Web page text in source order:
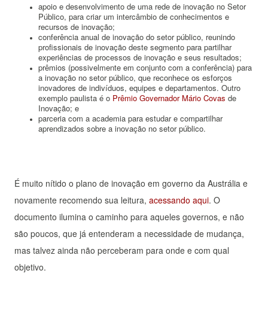
apoio e desenvolvimento de uma rede de inovação no Setor
Público, para criar um intercâmbio de conhecimentos e
recursos de inovação;
conferência anual de inovação do setor público, reunindo
profissionais de inovação deste segmento para partilhar
experiências de processos de inovação e seus resultados;
prêmios (possivelmente em conjunto com a conferência) para
a inovação no setor público, que reconhece os esforços
inovadores de indivíduos, equipes e departamentos. Outro
exemplo paulista é o Prêmio Governador Mário Covas de
Inovação; e
parceria com a academia para estudar e compartilhar
aprendizados sobre a inovação no setor público.
É muito nítido o plano de inovação em governo da Austrália e
novamente recomendo sua leitura, acessando aqui. O
documento ilumina o caminho para aqueles governos, e não
são poucos, que já entenderam a necessidade de mudança,
mas talvez ainda não perceberam para onde e com qual
objetivo.